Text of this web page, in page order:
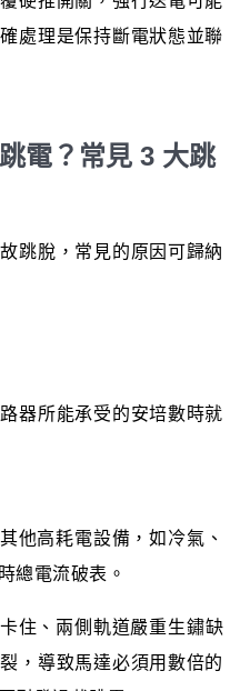
處理是保持斷電狀態並聯
電？常見 3 大跳
跳脫，常見的原因可歸納
器所能承受的安培數時就
他高耗電設備，如冷氣、
總電流破表。
住、兩側軌道嚴重生鏽缺
，導致馬達必須用數倍的